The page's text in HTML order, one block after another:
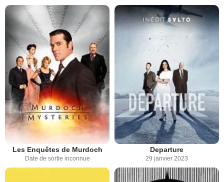
Les Enquêtes de Murdoch
Date de sortie inconnue
Departure
29 janvier 2023